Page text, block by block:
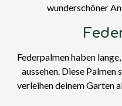
wunderschöner
Federpalmen haben
aussehen. Diese
verleihen deinem Garten